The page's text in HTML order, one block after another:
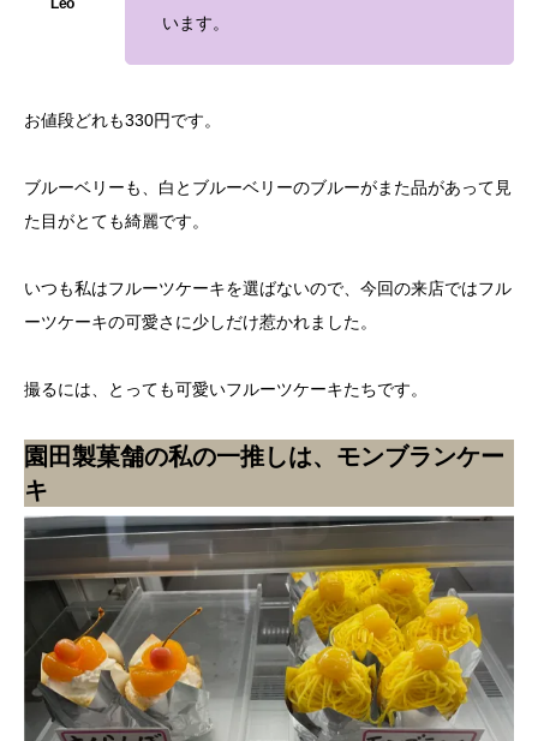
います。
お値段どれも330円です。
ブルーベリーも、白とブルーベリーのブルーがまた品があって見
た目がとても綺麗です。
いつも私はフルーツケーキを選ばないので、今回の来店ではフル
ーツケーキの可愛さに少しだけ惹かれました。
撮るには、とっても可愛いフルーツケーキたちです。
園田製菓舗の私の一推しは、モンブランケー
キ